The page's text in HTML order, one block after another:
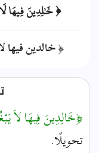
﴿ خَٰلِدِينَ فِيهَا
﴿ خالدين فيها
﴿خَالِدِينَ فِيهَا لاَ
تحويلًا.